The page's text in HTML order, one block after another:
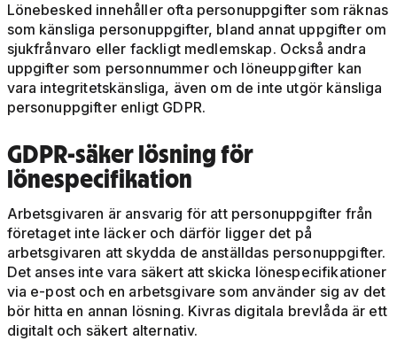
Lönebesked innehåller ofta personuppgifter som räknas
som känsliga personuppgifter, bland annat uppgifter om
sjukfrånvaro eller fackligt medlemskap. Också andra
uppgifter som personnummer och löneuppgifter kan
vara integritetskänsliga, även om de inte utgör känsliga
personuppgifter enligt GDPR.
GDPR-säker lösning för
lönespecifikation
Arbetsgivaren är ansvarig för att personuppgifter från
företaget inte läcker och därför ligger det på
arbetsgivaren att skydda de anställdas personuppgifter.
Det anses inte vara säkert att skicka lönespecifikationer
via e-post och en arbetsgivare som använder sig av det
bör hitta en annan lösning. Kivras digitala brevlåda är ett
digitalt och säkert alternativ.